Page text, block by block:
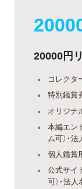
20000円
コレクタ
特別鑑賞
オリジナ
本編エン
ム可）・法
個人鑑賞
公式サイ
可）・法人